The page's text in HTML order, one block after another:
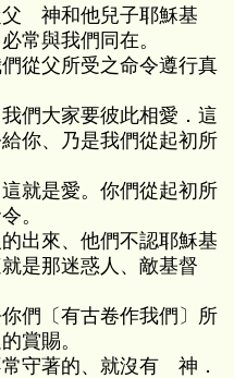
父 神和他兒子耶穌基
常與我們同在。
從父所受之命令遵行真
們大家要彼此相愛．這
你、乃是我們從起初所
就是愛。你們從起初所
。
出來、他們不認耶穌基
是那迷惑人、敵基督
們〔有古卷作我們〕所
賞賜。
守著的、就沒有 神．